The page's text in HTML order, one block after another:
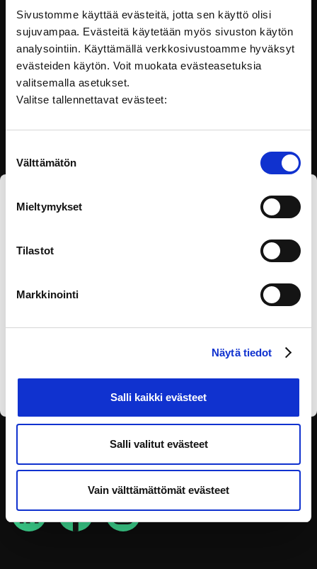
Sivustomme käyttää evästeitä, jotta sen käyttö olisi
sujuvampaa. Evästeitä käytetään myös sivuston käytön
analysointiin. Käyttämällä verkkosivustoamme hyväksyt
evästeiden käytön. Voit muokata evästeasetuksia
valitsemalla asetukset.
Valitse tallennettavat evästeet:
valinta
Välttämätön
Mieltymykset
Tilastot
Markkinointi
Näytä tiedot
Salli kaikki evästeet
Salli valitut evästeet
Vain välttämättömät evästeet
Tässä koulutuksessa tutustut pakotteisiin ja niiden
taustalla olevaan
Lainsäädäntö
Tilaa eOppivan uutiskirje
tietosuojaselosteenja annan
suostumukseni tietojen käsittelyyn.
SEURAA SOSIAALISESSA
MEDIASSA